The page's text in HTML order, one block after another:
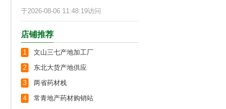
于2026-08-06 11:48:19访问
店铺推荐
1
文山三七产地加工厂
2
东北大货产地供应
3
两省药材栈
4
常青地产药材购销站